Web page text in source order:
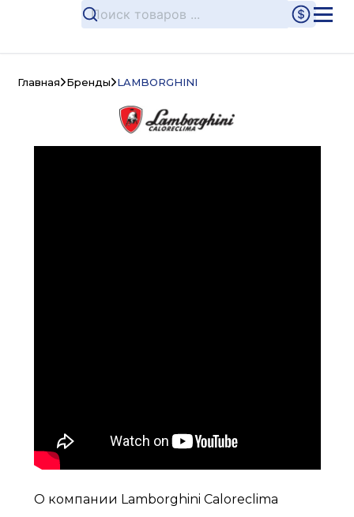
Главная Бренды LAMBORGHINI
О компании Lamborghini Caloreclima